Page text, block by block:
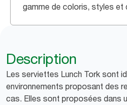
gamme de coloris, styles et
Description
Les serviettes Lunch Tork sont
environnements proposant des
cas. Elles sont proposées dans